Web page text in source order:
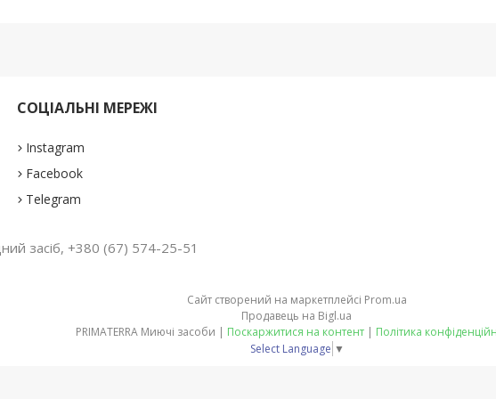
СОЦІАЛЬНІ МЕРЕЖІ
Instagram
Facebook
Telegram
засіб, +380 (67) 574-25-51
Сайт створений на маркетплейсі Prom.ua
Продавець на Bigl.ua
Поскаржитися на контент
Політика
Select Language ▼